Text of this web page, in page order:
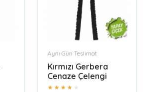
Aynı Gün Teslimat
Kırmızı Gerbera
Cenaze Çelengi